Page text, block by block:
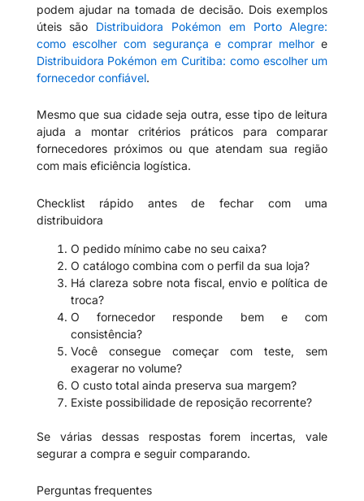
podem ajudar na tomada de decisão. Dois exemplos
úteis são Distribuidora Pokémon em Porto Alegre:
como escolher com segurança e comprar melhor e
Distribuidora Pokémon em Curitiba: como escolher um
fornecedor confiável.
Mesmo que sua cidade seja outra, esse tipo de leitura
ajuda a montar critérios práticos para comparar
fornecedores próximos ou que atendam sua região
com mais eficiência logística.
Checklist rápido antes de fechar com uma
distribuidora
O pedido mínimo cabe no seu caixa?
O catálogo combina com o perfil da sua loja?
Há clareza sobre nota fiscal, envio e política de
troca?
O fornecedor responde bem e com
consistência?
Você consegue começar com teste, sem
exagerar no volume?
O custo total ainda preserva sua margem?
Existe possibilidade de reposição recorrente?
Se várias dessas respostas forem incertas, vale
segurar a compra e seguir comparando.
Perguntas frequentes